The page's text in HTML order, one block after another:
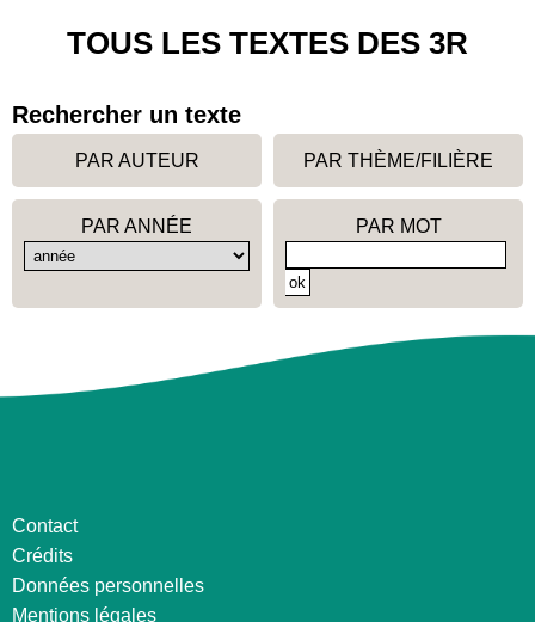
TOUS LES TEXTES DES 3R
Rechercher un texte
PAR AUTEUR PAR THÈME/FILIÈRE
PAR ANNÉE PAR MOT
Contact
Crédits
Données personnelles
Mentions légales